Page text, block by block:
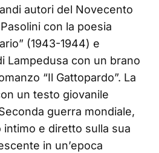
autori del Novecento
con la poesia
(1943-1944) e
Lampedusa con un brano
“Il Gattopardo”. La
un testo giovanile
guerra mondiale,
e diretto sulla sua
in un’epoca